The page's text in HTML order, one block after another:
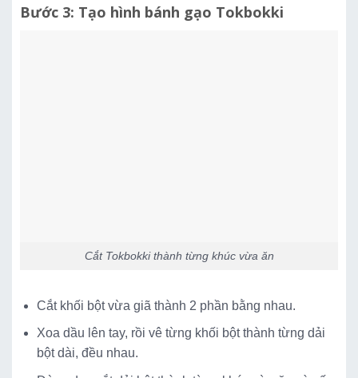
Bước 3: Tạo hình bánh gạo Tokbokki
Cắt Tokbokki thành từng khúc vừa ăn
Cắt khối bột vừa giã thành 2 phần bằng nhau.
Xoa dầu lên tay, rồi vê từng khối bột thành từng dải
bột dài, đều nhau.